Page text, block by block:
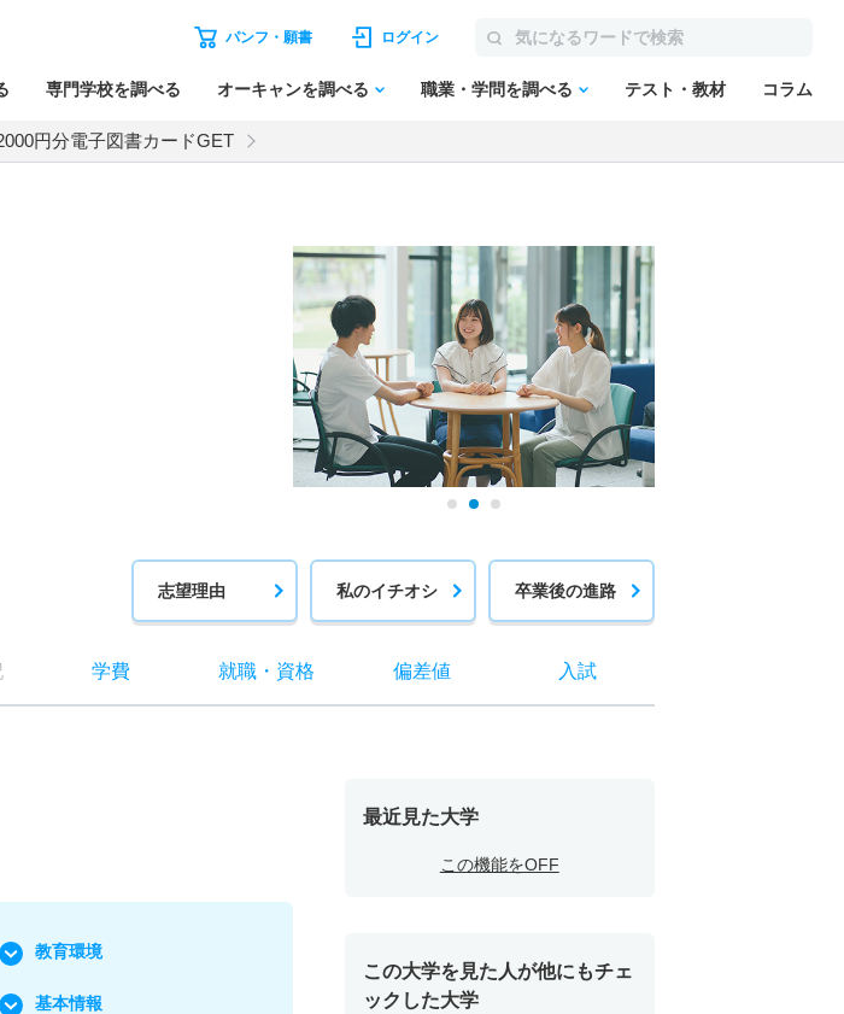
パンフ・願書 ログイン
専門学校を調べる オーキャンを調べる 職業・学問を調べる テスト・教材 コラム
円分電子図書カードGET
志望理由 私のイチオシ 卒業後の進路
学費 就職・ 資格 偏差値 入試
教育環境
基本情報
最近見た大学
この機能をOFF
この大学を見た人が他にもチェ
ックした大学